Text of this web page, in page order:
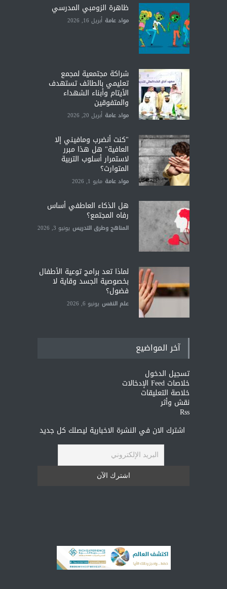
ظاهرة الزومبي المدرسي
مواد عامة أبريل 16, 2026
شراكة مجتمعية لمجمع
تعليمي بالطائف تستهدف
الأيتام وأبناء الشهداء
والمتفوقين
مواد عامة أبريل 20, 2026
"كنت أنضرب ومافيني إلا
العافية" هل هذا مبرر
لاستمرار أسلوب التربية
المتوارث؟
مواد عامة مايو 1, 2026
هل الذكاء العاطفي أساس
رفاه المجتمع؟
المناهج وطرق التدريس يونيو 3, 2026
لماذا تعد برامج توعية الأطفال
بخصوصية الجسد وقاية لا
فضول؟
علم النفس يونيو 6, 2026
آخر المواضيع
تسجيل الدخول
خلاصات Feed الإدخالات
خلاصة التعليقات
نقش وأثر
Rss
اشترك الان في النشرة الاخبارية ليصلك كل جديد